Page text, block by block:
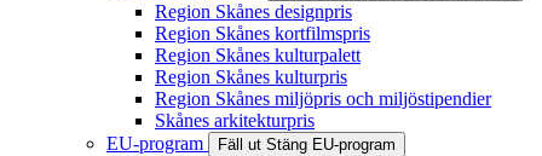
Region Skånes designpris
Region Skånes kortfilmspris
Region Skånes kulturpalett
Region Skånes kulturpris
Region Skånes miljöpris och miljöstipendier
Skånes arkitekturpris
EU-program
Fäll ut Stäng EU-program